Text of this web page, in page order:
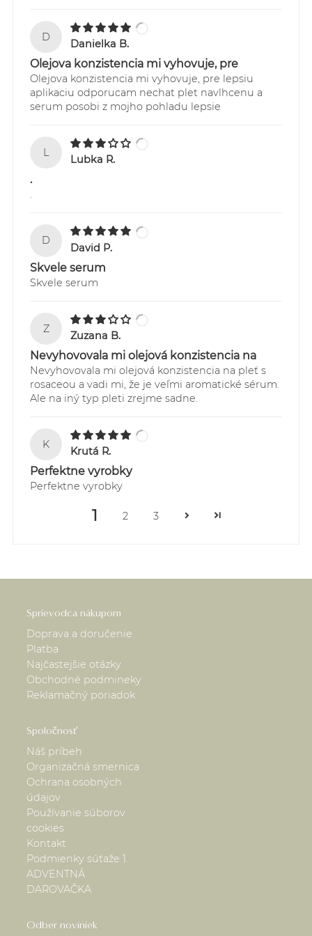
Sledovanie Vašich zásielok je možné
prostredníctvom webstránky:
https://online.gls-slovakia.sk/index.php
D
Danielka B.
Olejova konzistencia mi vyhovuje, pre
Olejova konzistencia mi vyhovuje, pre lepsiu
aplikaciu odporucam nechat plet navlhcenu a
serum posobi z mojho pohladu lepsie
L
Lubka R.
.
.
D
David P.
Skvele serum
Skvele serum
Z
Zuzana B.
Nevyhovovala mi olejová konzistencia na
Nevyhovovala mi olejová konzistencia na pleť s
rosaceou a vadi mi, že je veľmi aromatické sérum.
Ale na iný typ pleti zrejme sadne.
K
Krutá R.
Perfektne vyrobky
Perfektne vyrobky
1 2 3
Sprievodca nákupom
Doprava a doručenie
Platba
Najčastejšie otázky
Obchodné podmineky
Reklamačný poriadok
Spoločnosť
Náš príbeh
Organizačná smernica
Ochrana osobných
údajov
Používanie súborov
cookies
Kontakt
Podmienky súťaže 1.
ADVENTNÁ
DAROVAČKA
Odber noviniek